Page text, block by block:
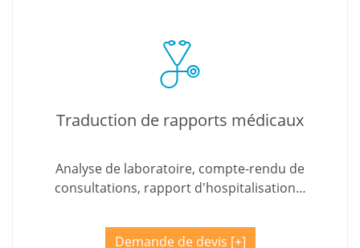
Traduction de rapports médicaux
Analyse de laboratoire, compte-rendu de
consultations, rapport d'hospitalisation…
Demande de devis